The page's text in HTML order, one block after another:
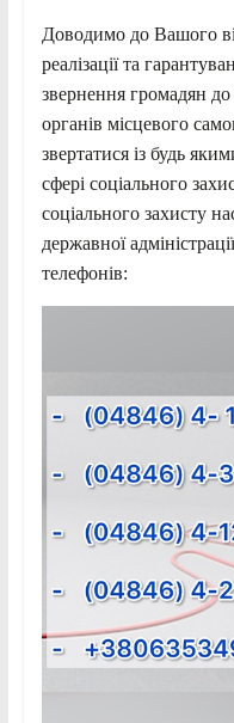
Доводимо до Вашого
реалізації та
звернення громадян до
органів місцевого
звертатися із будь
сфері соціального
соціального захисту
державної
телефонів: